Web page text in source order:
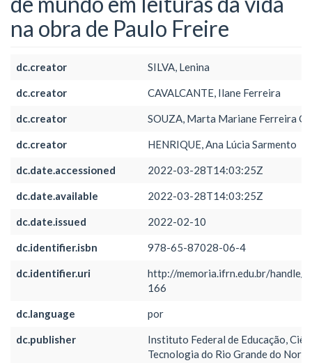
na obra de Paulo Freire
dc.creator SILVA, Lenina
dc.creator CAVALCANTE, Ilane Ferreira
dc.creator SOUZA, Marta Mariane Ferreira
dc.creator HENRIQUE, Ana Lúcia Sarmento
dc.date.accessioned 2022-03-28T14:03:25Z
dc.date.available 2022-03-28T14:03:25Z
dc.date.issued 2022-02-10
dc.identifier.isbn 978-65-87028-06-4
dc.identifier.uri
http://memoria.ifrn.edu.br/handle/
166
dc.language por
dc.publisher
Instituto Federal de Educação,
Tecnologia do Rio Grande do Norte